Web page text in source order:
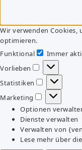
Wir verwenden Cookies,
optimieren.
Funktional
Immer
Vorlieben
Vorlieben
Statistiken
Statistiken
Marketing
Marketing
Optionen
Dienste verwalten
Verwalten von
Lese mehr über